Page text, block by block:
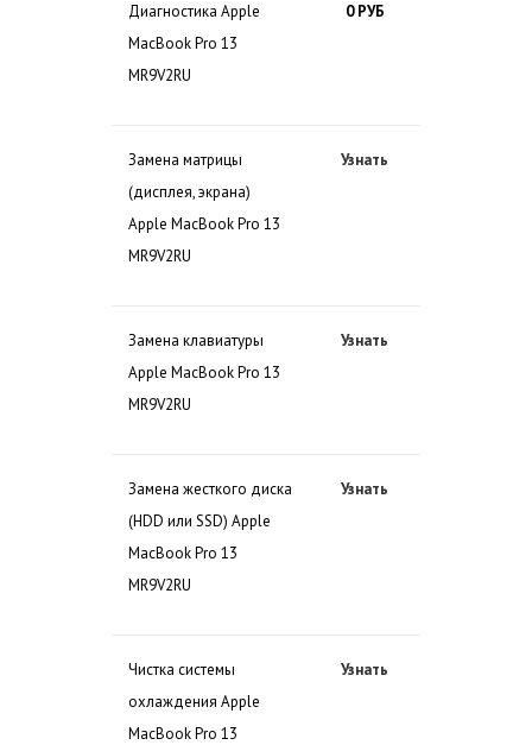
Диагностика Apple
MacBook Pro 13
MR9V2RU
0 РУБ
Замена матрицы
(дисплея, экрана)
Apple MacBook Pro 13
MR9V2RU
Узнать
Замена клавиатуры
Apple MacBook Pro 13
MR9V2RU
Узнать
Замена жесткого диска
(HDD или SSD) Apple
MacBook Pro 13
MR9V2RU
Узнать
Чистка системы
охлаждения Apple
MacBook Pro 13
Узнать